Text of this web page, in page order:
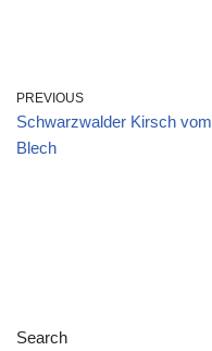
PREVIOUS
Schwarzwalder Kirsch vom
Blech
Search